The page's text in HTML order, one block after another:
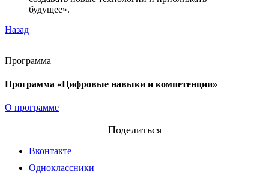
будущее».
Назад
Программа
Программа «Цифровые навыки и компетенции»
О программе
Поделиться
Вконтакте
Одноклассники